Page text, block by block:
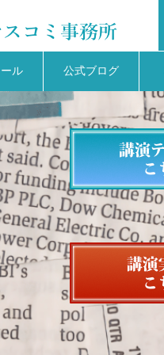
ル 公式ブログ